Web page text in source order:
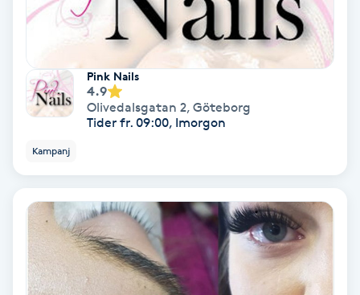
Brynformning
Brynfärgning
Brynplockning
Bröllopsuppsättning
Celluliter
Coachning
Pink Nails
4.9
Olivedalsgatan 2, Göteborg
Tider fr. 09:00, Imorgon
Kampanj